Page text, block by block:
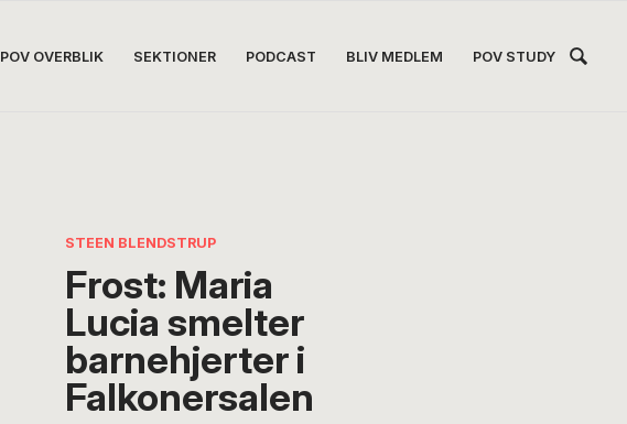
POV OVERBLIK SEKTIONER PODCAST BLIV MEDLEM POV STUDY
STEEN BLENDSTRUP
Frost: Maria
Lucia smelter
barnehjerter i
Falkonersalen